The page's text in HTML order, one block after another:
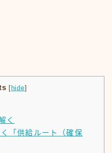
[ hide]
く
「供給ルート（確保